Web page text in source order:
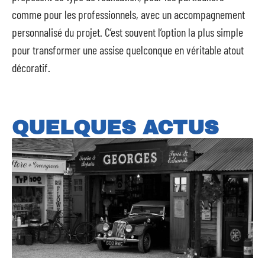
comme pour les professionnels, avec un accompagnement
personnalisé du projet. C’est souvent l’option la plus simple
pour transformer une assise quelconque en véritable atout
décoratif.
QUELQUES ACTUS